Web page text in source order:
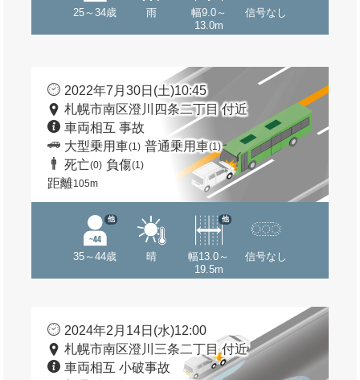
25～34歳 雨
幅9.0～
13.0m
信号なし
2022年7月30日(土)10:45
札幌市南区澄川四条二丁目 付近
車両相互 事故
大型乗用車(1) 普通乗用車(1)
死亡(0) 負傷(1)
距離105m
35～44歳
他
晴
幅13.0～
19.5m
他
信号なし
2024年2月14日(水)12:00
札幌市南区澄川三条二丁目 付近
車両相互 小破事故